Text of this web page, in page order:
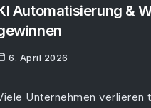
Automatisierung &
6. April 2026
Unternehmen verlieren